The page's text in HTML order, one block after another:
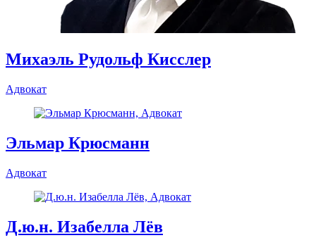
Михаэль Рудольф Кисслер
Адвокат